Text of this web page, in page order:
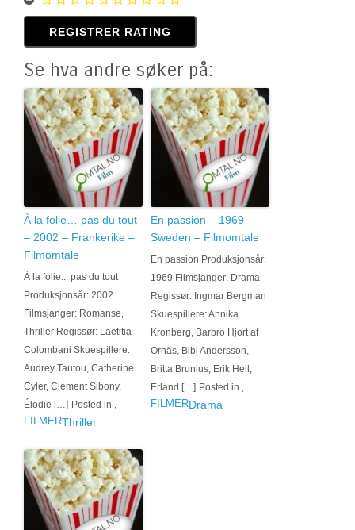
Se hva andre søker på:
À la folie… pas du tout
– 2002 – Frankerike –
Filmomtale
À la folie... pas du tout
Produksjonsår: 2002
Filmsjanger: Romanse,
Thriller Regissør: Laetitia
Colombani Skuespillere:
Audrey Tautou, Catherine
Cyler, Clement Sibony,
Élodie […] Posted in
FILMERThriller
En passion – 1969 –
Sweden – Filmomtale
En passion Produksjonsår:
1969 Filmsjanger: Drama
Regissør: Ingmar Bergman
Skuespillere: Annika
Kronberg, Barbro Hjort af
Ornäs, Bibi Andersson,
Britta Brunius, Erik Hell,
Erland […] Posted in
FILMERDrama